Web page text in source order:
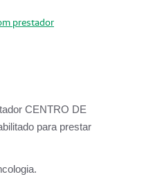
prestador
CENTRO DE
para prestar